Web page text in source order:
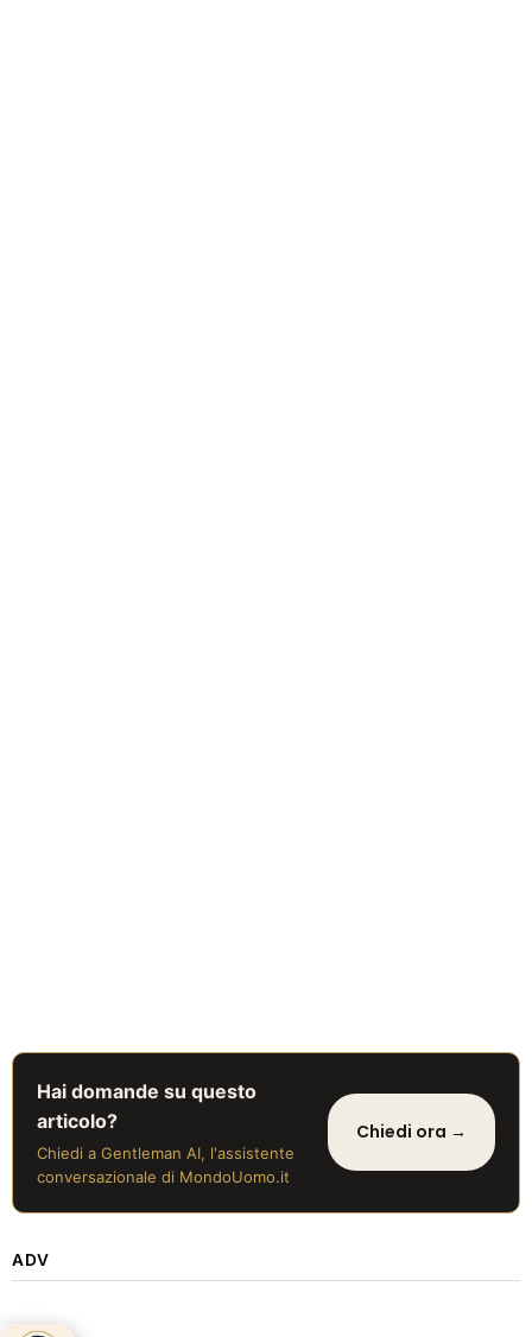
Hai domande su questo
articolo?
Chiedi a Gentleman AI, l'assistente
conversazionale di MondoUomo.it
Chiedi ora →
ADV